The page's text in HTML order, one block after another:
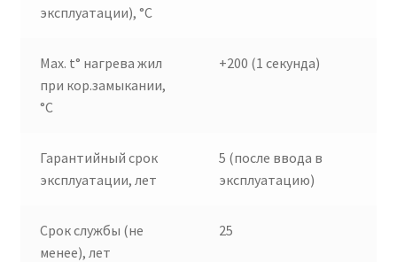
эксплуатации), °C
Max. t° нагрева жил
при кор.замыкании,
°C
+200 (1 секунда)
Гарантийный срок
эксплуатации, лет
5 (после ввода в
эксплуатацию)
Срок службы (не
менее), лет
25